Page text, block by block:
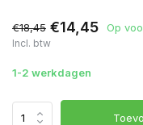
€18,45 €14,45 Op
Incl. btw
1-2 werkdagen